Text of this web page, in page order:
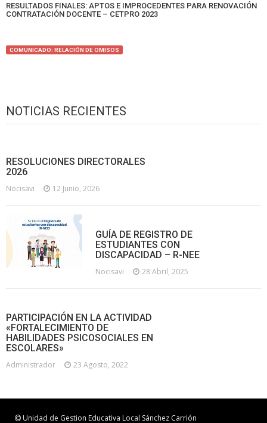
RESULTADOS FINALES: APTOS E IMPROCEDENTES PARA RENOVACIÓN
CONTRATACIÓN DOCENTE – CETPRO 2023
COMUNICADO: RELACIÓN DE OMISOS
NOTICIAS RECIENTES
RESOLUCIONES DIRECTORALES
2026
Nocisavi 12 Junio, 2026
GUÍA DE REGISTRO DE
ESTUDIANTES CON
DISCAPACIDAD – R-NEE
Nocisavi 28 Abril, 2025
PARTICIPACIÓN EN LA ACTIVIDAD
«FORTALECIMIENTO DE
HABILIDADES PSICOSOCIALES EN
ESCOLARES»
Administrador 23 Agosto, 2022
Unidad de Gestion Educativa Local Sánchez Carrión